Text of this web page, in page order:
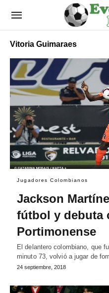
Vitoria Guimaraes
Jugadores Colombianos
Jackson
fútbol y debuta
Portimonense
El delantero colombiano, que
minuto 73, volvió a jugar de
24 septiembre, 2018